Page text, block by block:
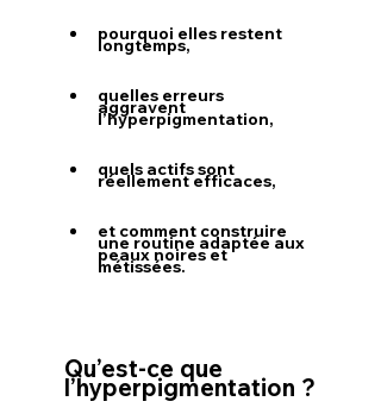
pourquoi elles restent
longtemps,
quelles erreurs
aggravent
l’hyperpigmentation,
quels actifs sont
réellement efficaces,
et comment construire
une routine adaptée aux
peaux noires et
métissées.
Qu’est-ce que
l’hyperpigmentation ?